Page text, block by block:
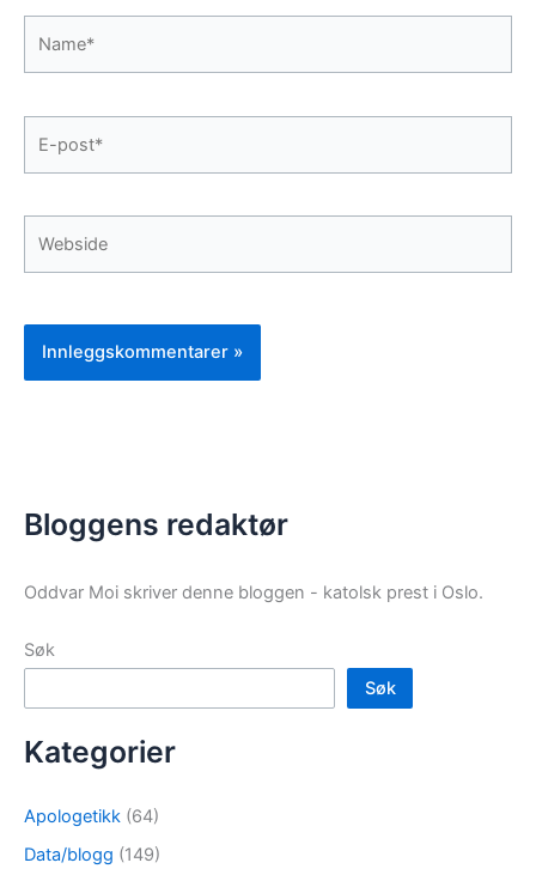
post*
Bloggens redaktør
Oddvar Moi skriver denne bloggen - katolsk prest i Oslo.
Søk
Søk
Kategorier
Apologetikk (64)
Data/blogg (149)